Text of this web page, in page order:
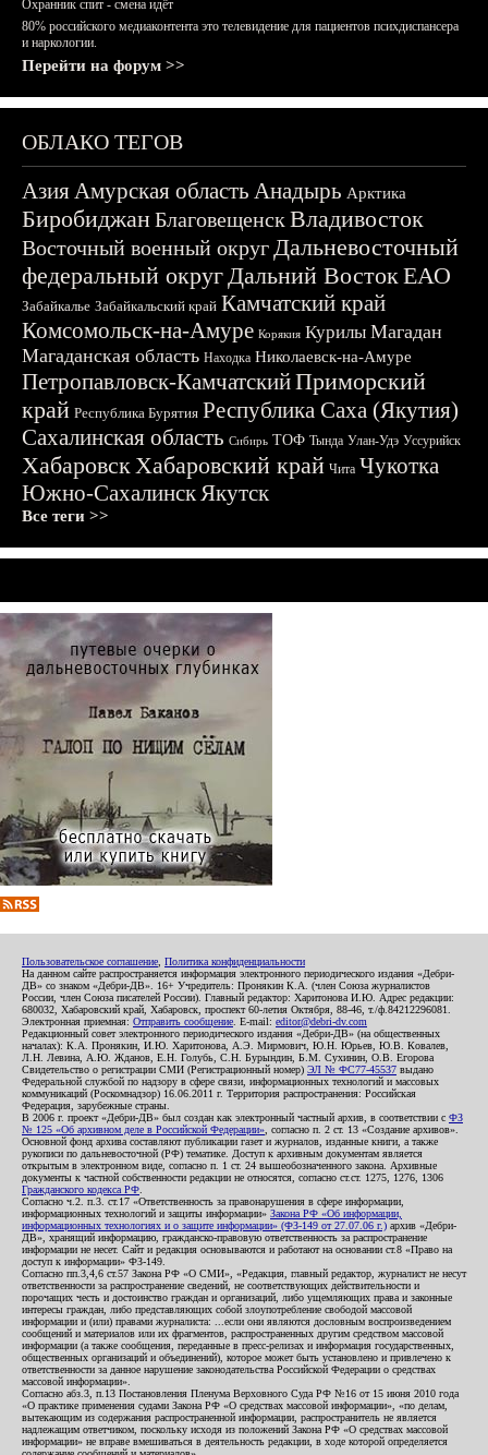
Охранник спит - смена идёт
80% российского медиаконтента это телевидение для пациентов психдиспансера
и наркологии.
Перейти на форум >>
ОБЛАКО ТЕГОВ
АзияАмурская область Анадырь Арктика
БиробиджанБлаговещенскВладивосток
Восточный военный округДальневосточный
федеральный округДальний ВостокЕАО
Забайкалье Забайкальский край Камчатский край
Комсомольск-на-Амуре Корякия Курилы Магадан
Магаданская область Находка Николаевск-на-Амуре
Петропавловск-КамчатскийПриморский
край Республика Бурятия Республика Саха (Якутия)
Сахалинская область Сибирь ТОФ Тында Улан-Удэ Уссурийск
ХабаровскХабаровский край Чита Чукотка
Южно-СахалинскЯкутск
Все теги >>
Пользовательское соглашение Политика конфиденциальности
На данном сайте распространяется информация электронного периодического издания «Дебри-
ДВ» со знаком «Дебри-ДВ». 16+ Учредитель: Пронякин К.А. (член Союза журналистов
России, член Союза писателей России). Главный редактор: Харитонова И.Ю. Адрес редакции:
680032, Хабаровский край, Хабаровск, проспект 60-летия Октября, 88-46, т./ф.84212296081.
Электронная приемная: Отправить сообщение . E-mail: editor@debri-dv.com
Редакционный совет электронного периодического издания «Дебри-ДВ» (на общественных
началах): К.А. Пронякин, И.Ю. Харитонова, А.Э. Мирмович, Ю.Н. Юрьев, Ю.В. Ковалев,
Л.Н. Левина, А.Ю. Жданов, Е.Н. Голубь, С.Н. Бурындин, Б.М. Сухинин, О.В. Егорова
Свидетельство о регистрации СМИ (Регистрационный номер) ЭЛ № ФС77-45537 выдано
Федеральной службой по надзору в сфере связи, информационных технологий и массовых
коммуникаций (Роскомнадзор) 16.06.2011 г. Территория распространения: Российская
Федерация, зарубежные страны.
В 2006 г. проект «Дебри-ДВ» был создан как электронный частный архив, в соответствии с ФЗ
№ 125 «Об архивном деле в Российской Федерации» , согласно п. 2 ст. 13 «Создание архивов».
Основной фонд архива составляют публикации газет и журналов, изданные книги, а также
рукописи по дальневосточной (РФ) тематике. Доступ к архивным документам является
открытым в электронном виде, согласно п. 1 ст. 24 вышеобозначенного закона. Архивные
документы к частной собственности редакции не относятся, согласно ст.ст. 1275, 1276, 1306
Гражданского кодекса РФ
Согласно ч.2. п.3. ст.17 «Ответственность за правонарушения в сфере информации,
информационных технологий и защиты информации» Закона РФ «Об информации,
информационных технологиях и о защите информации» (ФЗ-149 от 27.07.06 г.) архив «Дебри-
ДВ», хранящий информацию, гражданско-правовую ответственность за распространение
информации не несет. Сайт и редакция основываются и работают на основании ст.8 «Право на
доступ к информации» ФЗ-149.
Согласно пп.3,4,6 ст.57 Закона РФ «О СМИ», «Редакция, главный редактор, журналист не несут
ответственности за распространение сведений, не соответствующих действительности и
порочащих честь и достоинство граждан и организаций, либо ущемляющих права и законные
интересы граждан, либо представляющих собой злоупотребление свободой массовой
информации и (или) правами журналиста: ...если они являются дословным воспроизведением
сообщений и материалов или их фрагментов, распространенных другим средством массовой
информации (а также сообщения, переданные в пресс-релизах и информация государственных,
общественных организаций и объединений), которое может быть установлено и привлечено к
ответственности за данное нарушение законодательства Российской Федерации о средствах
массовой информации».
Согласно абз.3, п.13 Постановления Пленума Верховного Суда РФ №16 от 15 июня 2010 года
«О практике применения судами Закона РФ «О средствах массовой информации», «по делам,
вытекающим из содержания распространенной информации, распространитель не является
надлежащим ответчиком, поскольку исходя из положений Закона РФ «О средствах массовой
информации» не вправе вмешиваться в деятельность редакции, в ходе которой определяется